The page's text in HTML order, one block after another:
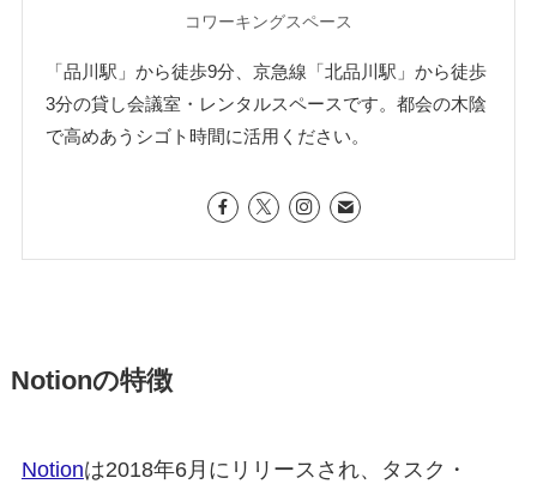
コワーキングスペース
「品川駅」から徒歩9分、京急線「北品川駅」から徒歩
3分の貸し会議室・レンタルスペースです。都会の木陰
で高めあうシゴト時間に活用ください。
Notionの特徴
Notionは2018年6月にリリースされ、タスク・